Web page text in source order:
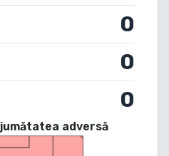
0
0
0
adversă